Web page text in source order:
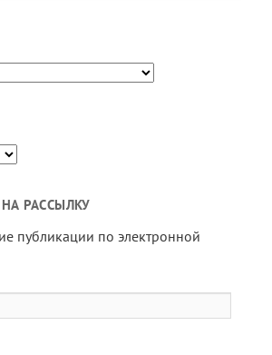
РАССЫЛКУ
публикации по электронной